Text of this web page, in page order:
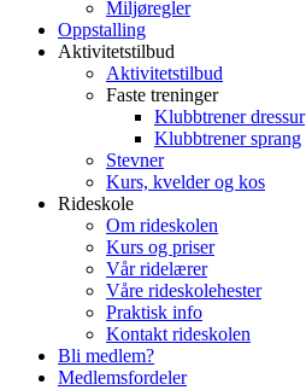
Miljøregler
Oppstalling
Aktivitetstilbud
Aktivitetstilbud
Faste treninger
Klubbtrener dressur
Klubbtrener sprang
Stevner
Kurs, kvelder og kos
Rideskole
Om rideskolen
Kurs og priser
Vår ridelærer
Våre rideskolehester
Praktisk info
Kontakt rideskolen
Bli medlem?
Medlemsfordeler